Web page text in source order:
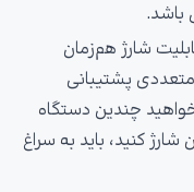
باشد.
شارژ هم‌زمان
متعددی پشتیبانی
چندین دستگاه
کنید، باید به سراغ